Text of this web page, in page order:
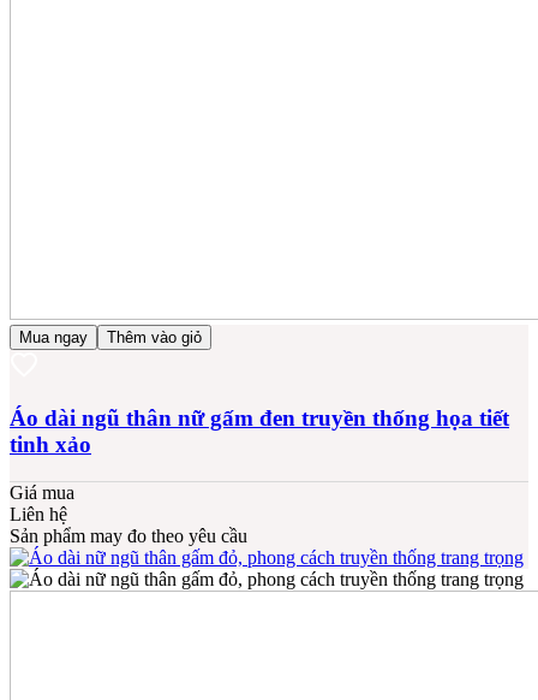
Mua ngay Thêm vào giỏ
Áo dài ngũ thân nữ gấm đen truyền thống họa tiết
tinh xảo
Giá mua
Liên hệ
Sản phẩm may đo theo yêu cầu